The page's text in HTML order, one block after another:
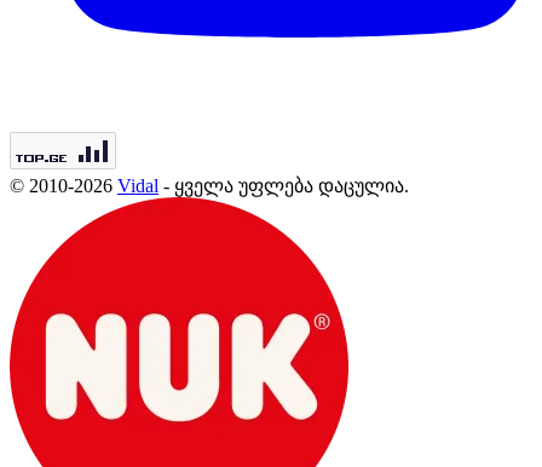
© 2010-2026 Vidal - ყველა უფლება დაცულია.